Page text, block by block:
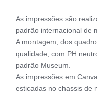
As impressões são
padrão internacional de
A montagem, dos
qualidade, com PH
padrão Museum.
As impressões em
esticadas no chassis de